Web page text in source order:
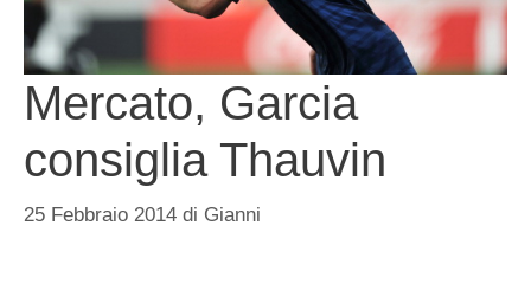
Mercato, Garcia
consiglia Thauvin
25 Febbraio 2014 di Gianni